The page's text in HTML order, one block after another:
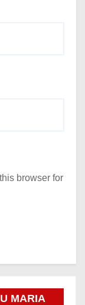
browser for
MARIA